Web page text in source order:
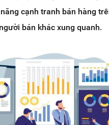
cạnh tranh bán hàng
bán khác xung quanh.